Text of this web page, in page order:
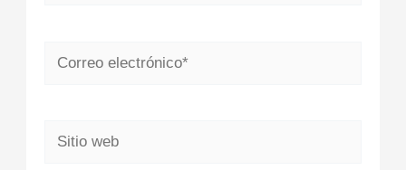
Correo
Sitio